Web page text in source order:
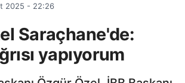
2025 - 22:26
Saraçhane'de:
yapıyorum